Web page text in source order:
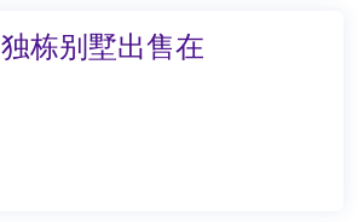
栋别墅出售在